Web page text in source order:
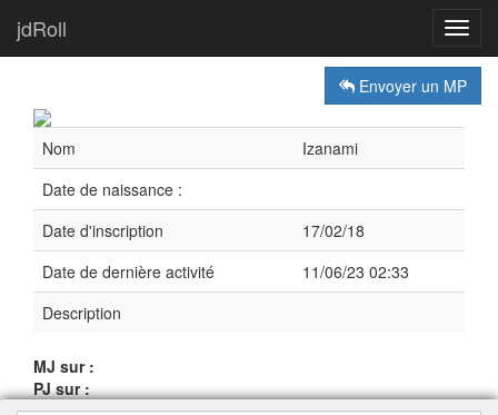
jdRoll
Envoyer un MP
Nom
Izanami
Date de naissance :
Date d'inscription
17/02/18
Date de dernière activité
11/06/23 02:33
Description
MJ sur :
PJ sur :